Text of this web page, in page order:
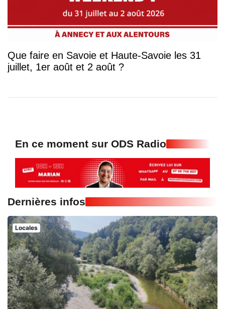
Que faire en Savoie et Haute-Savoie les 31
juillet, 1er août et 2 août ?
En ce moment sur ODS Radio
Dernières infos
Locales